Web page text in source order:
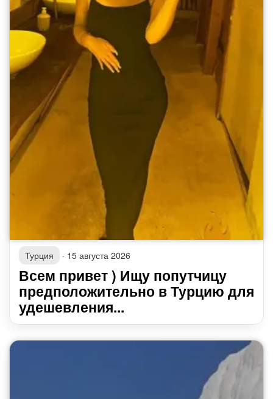
Турция · 15 августа 2026
Всем привет ) Ищу попутчицу
предположительно в Турцию для
удешевления...